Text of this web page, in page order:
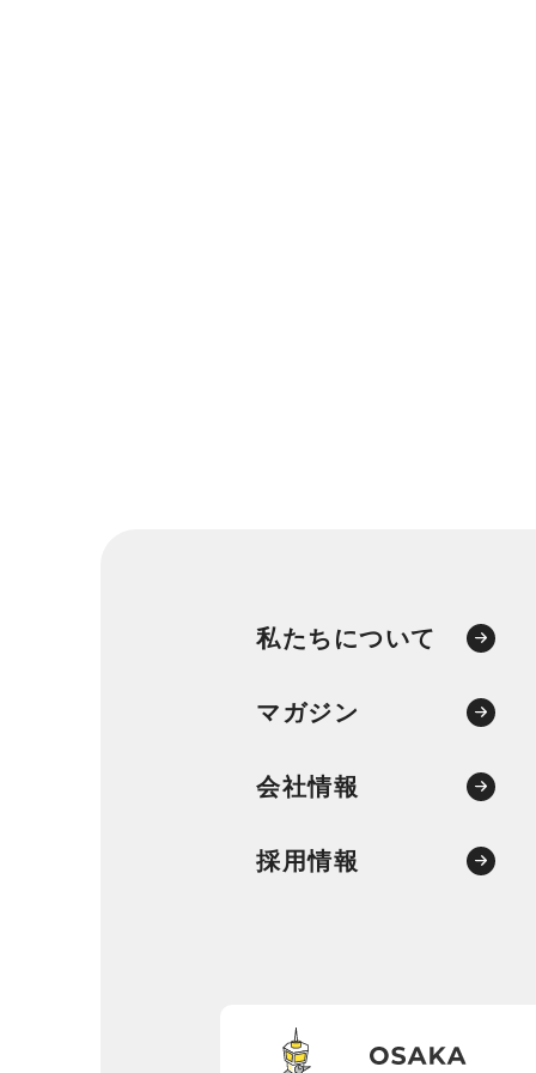
私たちについて
マガジン
会社情報
採用情報